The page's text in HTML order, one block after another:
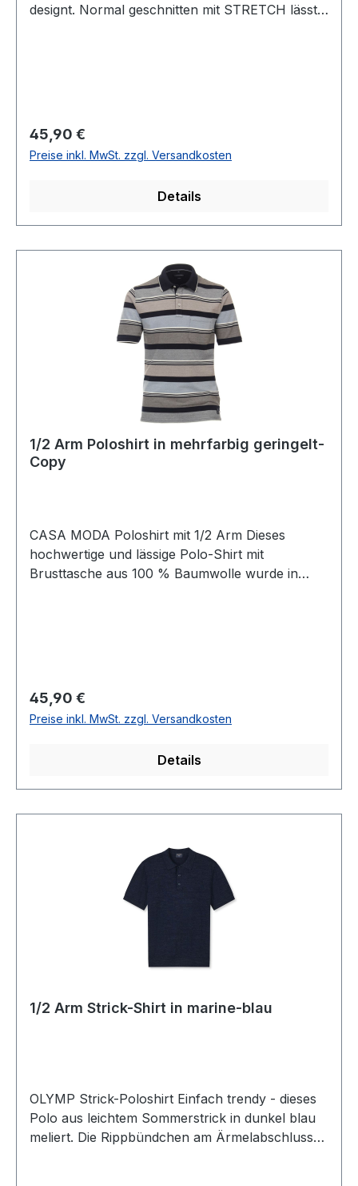
designt. Normal geschnitten mit STRETCH lässt
Brusttasche95 % Baumwolle 5 % Elsathan30°
waschbar Modell Nr.: 944255900Farbe: 384
Regulärer Preis:
45,90 €
Preise inkl. MwSt. zzgl. Versandkosten
Details
1/2 Arm Poloshirt in mehrfarbig geringelt-
Copy
CASA MODA Poloshirt mit 1/2 Arm Dieses
hochwertige und lässige Polo-Shirt mit
Brusttasche aus 100 % Baumwolle wurde in
waschbar Modell Nr.: 934057800Farbe: 660
Regulärer Preis:
45,90 €
Preise inkl. MwSt. zzgl. Versandkosten
Details
1/2 Arm Strick-Shirt in marine-blau
OLYMP Strick-Poloshirt Einfach trendy - dieses
Polo aus leichtem Sommerstrick in dunkel blau
meliert. Die Rippbündchen am Ärmelabschluss